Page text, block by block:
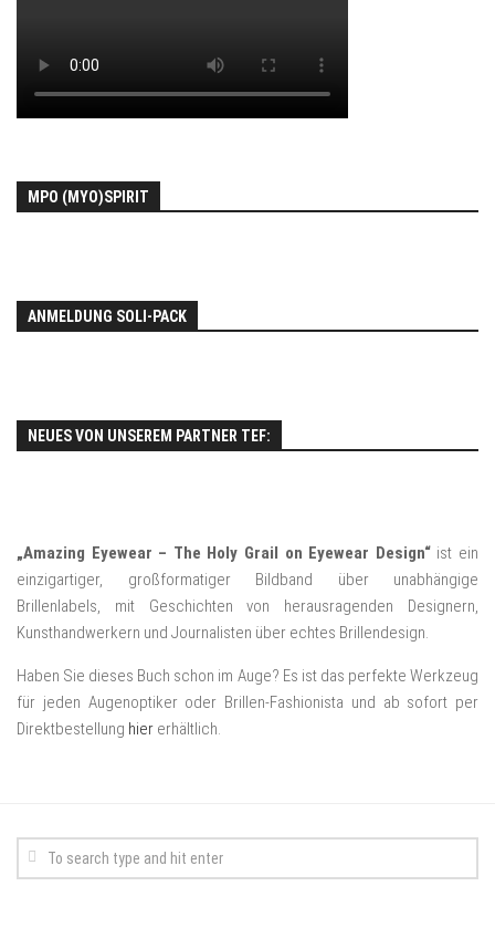
MPO (MYO)SPIRIT
ANMELDUNG SOLI-PACK
NEUES VON UNSEREM PARTNER TEF:
„Amazing Eyewear – The Holy Grail on Eyewear Design“ist ein
einzigartiger, großformatiger Bildband über unabhängige
Brillenlabels, mit Geschichten von herausragenden Designern,
Kunsthandwerkern und Journalisten über echtes Brillendesign.
Haben Sie dieses Buch schon im Auge? Es ist das perfekte Werkzeug
für jeden Augenoptiker oder Brillen-Fashionista und ab sofort per
Direktbestellung hier erhältlich.